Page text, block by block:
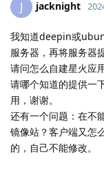
J jacknight
我知道deepin或
服务器，再将服务器
请问怎么自建星火应
请哪个知道的提供一
用，谢谢。
还有一个问题：在不
镜像站？客户端又怎
的，自己不能修改。